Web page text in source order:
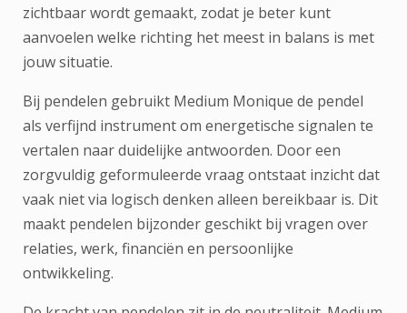
zichtbaar wordt gemaakt, zodat je beter kunt
aanvoelen welke richting het meest in balans is met
jouw situatie.
Bij pendelen gebruikt Medium Monique de pendel
als verfijnd instrument om energetische signalen te
vertalen naar duidelijke antwoorden. Door een
zorgvuldig geformuleerde vraag ontstaat inzicht dat
vaak niet via logisch denken alleen bereikbaar is. Dit
maakt pendelen bijzonder geschikt bij vragen over
relaties, werk, financiën en persoonlijke
ontwikkeling.